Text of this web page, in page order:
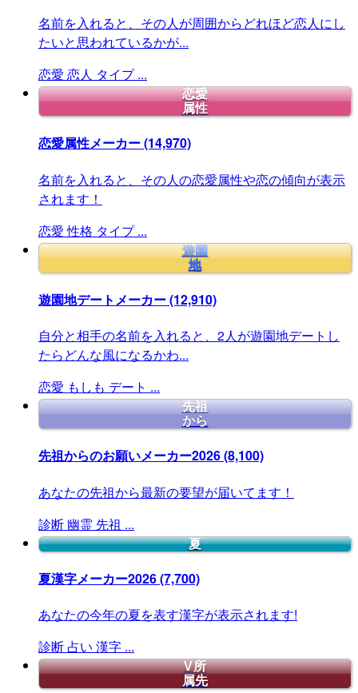
名前を入れると、その人が周囲からどれほど恋人にし
たいと思われているかが...
恋愛 恋人 タイプ ...
恋愛
属性
恋愛属性メーカー(14,970)
名前を入れると、その人の恋愛属性や恋の傾向が表示
されます！
恋愛 性格 タイプ ...
遊園
地
遊園地デートメーカー(12,910)
自分と相手の名前を入れると、2人が遊園地デートし
たらどんな風になるかわ...
恋愛 もしも デート ...
先祖
から
先祖からのお願いメーカー2026(8,100)
あなたの先祖から最新の要望が届いてます！
診断 幽霊 先祖 ...
夏
夏漢字メーカー2026(7,700)
あなたの今年の夏を表す漢字が表示されます!
診断 占い 漢字 ...
V所
属先